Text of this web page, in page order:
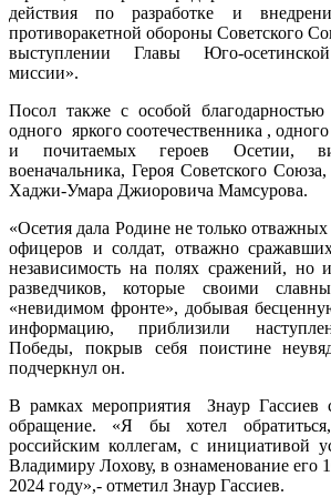
действия по разработке и
противоракетной обороны Советского
выступлении Главы Юго-
миссии».
Посол также с особой
одного яркого соотечественника ,
и почитаемых героев Осетии,
военачальника, Героя Советского
Хаджи-Умара Джиоровича Мамсурова.
«Осетия дала Родине не только
офицеров и солдат, отважно
независимость на полях сражений, но
разведчиков, которые своими
«невидимом фронте», добывая
информацию, приблизили
Победы, покрыв себя поистине
подчеркнул он.
В рамках мероприятия
Знаур Гассиев
обращение. «Я бы хотел
российским коллегам, с инициативой
Владимиру Лохову, в ознаменование его
2024 году»,- отметил Знаур Гассиев.